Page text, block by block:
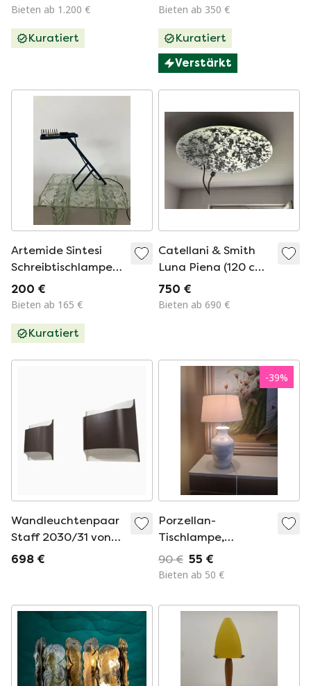
Bieten ab 1.200 €
Kuratiert
Ikonisches
Bieten ab 350 €
Kuratiert
Verstärkt
Artemide Sintesi
Schreibtischlampe
von Ernesto
Gismondi
200 €
Bieten ab 165 €
Kuratiert
Catellani & Smith
Luna Piena (120 cm)
- Deckenleuchte
750 €
Bieten ab 690 €
Wandleuchtenpaar
Staff 2030/31 von
Rolf Krüger & Dieter
698 €
-39%
Porzellan-
Tischlampe,
Lampendesign,
Space Age / Mid-
1960er Anfang der
1970er Jahre
90 € 55 €
Bieten ab 50 €